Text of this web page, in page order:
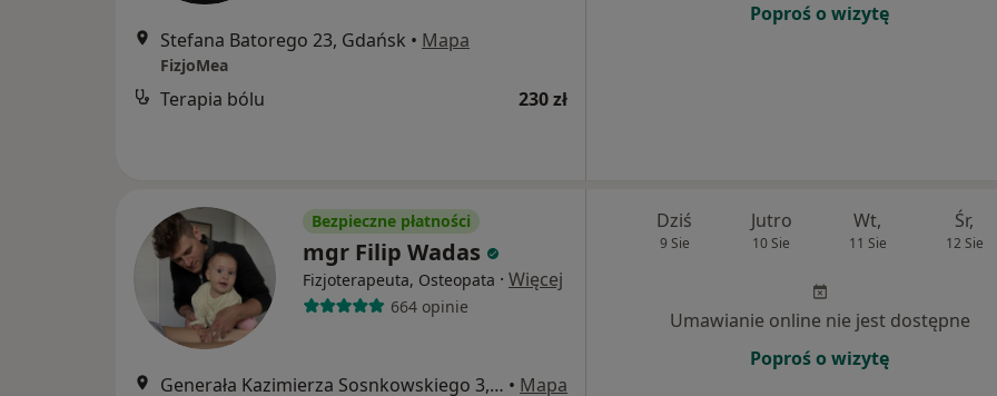
Stefana Batorego 23, Gdańsk • Mapa
FizjoMea
Terapia bólu 230 zł
Poproś o wizytę
Bezpieczne płatności
mgr Filip Wadas
Fizjoterapeuta, Osteopata · Więcej
664 opinie
Generała Kazimierza Sosnkowskiego 3, Gdańsk • Mapa
Dziś
9 Sie
Jutro
10 Sie
Wt,
11 Sie
Śr,
12 Sie
Umawianie online nie jest dostępne
Poproś o wizytę